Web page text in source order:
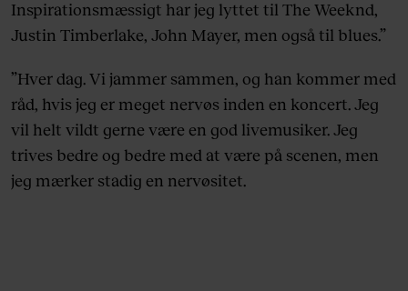
Inspirationsmæssigt har jeg lyttet til The Weeknd,
Justin Timberlake, John Mayer, men også til blues.”
”Hver dag. Vi jammer sammen, og han kommer med
råd, hvis jeg er meget nervøs inden en koncert. Jeg
vil helt vildt gerne være en god livemusiker. Jeg
trives bedre og bedre med at være på scenen, men
jeg mærker stadig en nervøsitet.